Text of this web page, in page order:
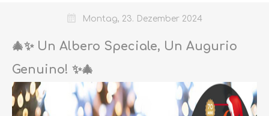
Montag, 23. Dezember 2024
🎄✨ Un Albero Speciale, Un Augurio
Genuino! ✨🎄